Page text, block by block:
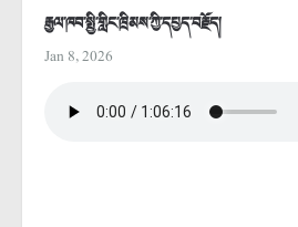
རྒྱལ་ཁབ་སྤྱི་གླིང་ཁྲིམས་ཀྱི་དཔྱད་བརྗོད།
Jan 8, 2026